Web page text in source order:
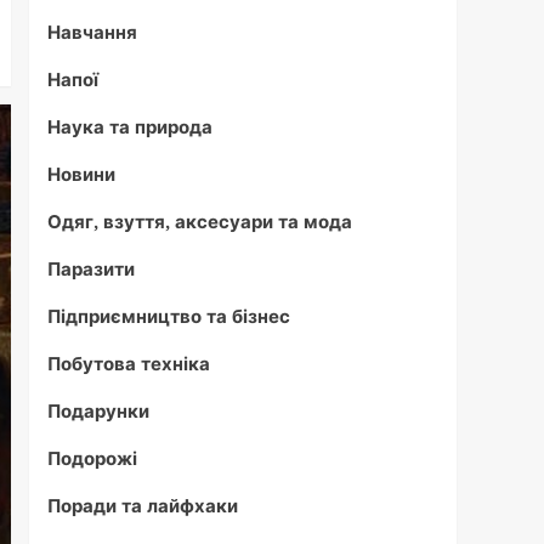
Навчання
Напої
Наука та природа
Новини
Одяг, взуття, аксесуари та мода
Паразити
Підприємництво та бізнес
Побутова техніка
Подарунки
Подорожі
Поради та лайфхаки